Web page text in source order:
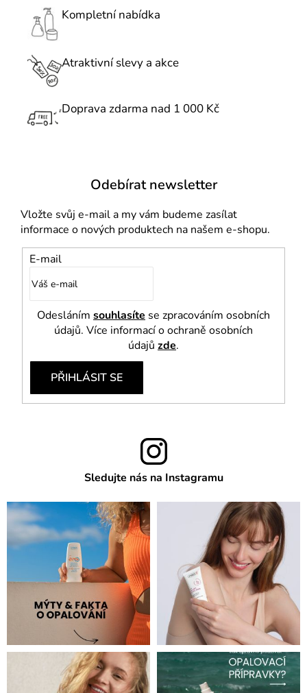
r
y
p
Kompletní nabídka
Atraktivní slevy a akce
Doprava zdarma nad 1 000 Kč
Odebírat newsletter
Vložte svůj e-mail a my vám budeme zasílat
informace o nových produktech na našem e-shopu.
E-mail
Odesláním souhlasíte se zpracováním osobních
údajů. Více informací o ochraně osobních
údajů zde.
PŘIHLÁSIT SE
Sledujte nás na Instagramu